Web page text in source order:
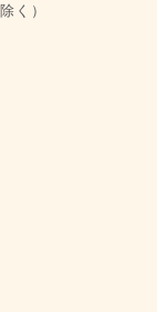
く）